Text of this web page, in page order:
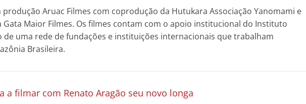
Aruac Filmes com coprodução da Hutukara Associação Yanomami e
Gata Maior Filmes. Os filmes contam com o apoio institucional do Instituto
de uma rede de fundações e instituições internacionais que trabalham
Brasileira.
a filmar com Renato Aragão seu novo longa